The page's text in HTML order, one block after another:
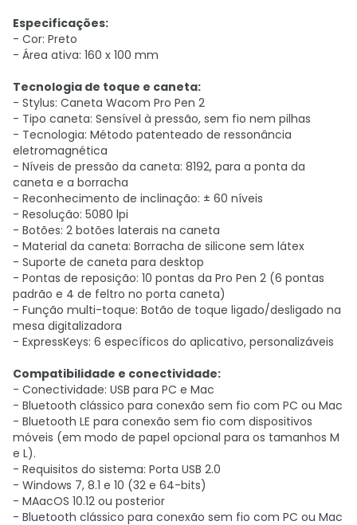
Especificações:
- Cor: Preto
- Área ativa: 160 x 100 mm
Tecnologia de toque e caneta:
- Stylus: Caneta Wacom Pro Pen 2
- Tipo caneta: Sensível à pressão, sem fio nem pilhas
- Tecnologia: Método patenteado de ressonância
eletromagnética
- Níveis de pressão da caneta: 8192, para a ponta da
caneta e a borracha
- Reconhecimento de inclinação: ± 60 níveis
- Resolução: 5080 lpi
- Botões: 2 botões laterais na caneta
- Material da caneta: Borracha de silicone sem látex
- Suporte de caneta para desktop
- Pontas de reposição: 10 pontas da Pro Pen 2 (6 pontas
padrão e 4 de feltro no porta caneta)
- Função multi-toque: Botão de toque ligado/desligado na
mesa digitalizadora
- ExpressKeys: 6 específicos do aplicativo, personalizáveis
Compatibilidade e conectividade:
- Conectividade: USB para PC e Mac
- Bluetooth clássico para conexão sem fio com PC ou Mac
- Bluetooth LE para conexão sem fio com dispositivos
móveis (em modo de papel opcional para os tamanhos M
e L).
- Requisitos do sistema: Porta USB 2.0
- Windows 7, 8.1 e 10 (32 e 64-bits)
- MAacOS 10.12 ou posterior
- Bluetooth clássico para conexão sem fio com PC ou Mac